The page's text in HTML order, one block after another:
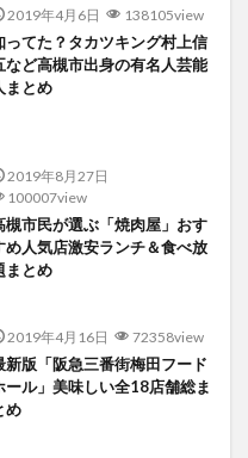
2019年4月6日 138105view
ってた？タカツキング村上信
など高槻市出身の有名人芸能
まとめ
2019年8月27日
100007view
槻市民が選ぶ「焼肉屋」おす
め人気店激安ランチ＆食べ放
まとめ
2019年4月16日 72358view
新版「阪急三番街梅田フード
ール」美味しい全18店舗総ま
め